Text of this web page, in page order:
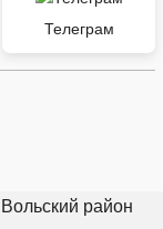
Телеграм